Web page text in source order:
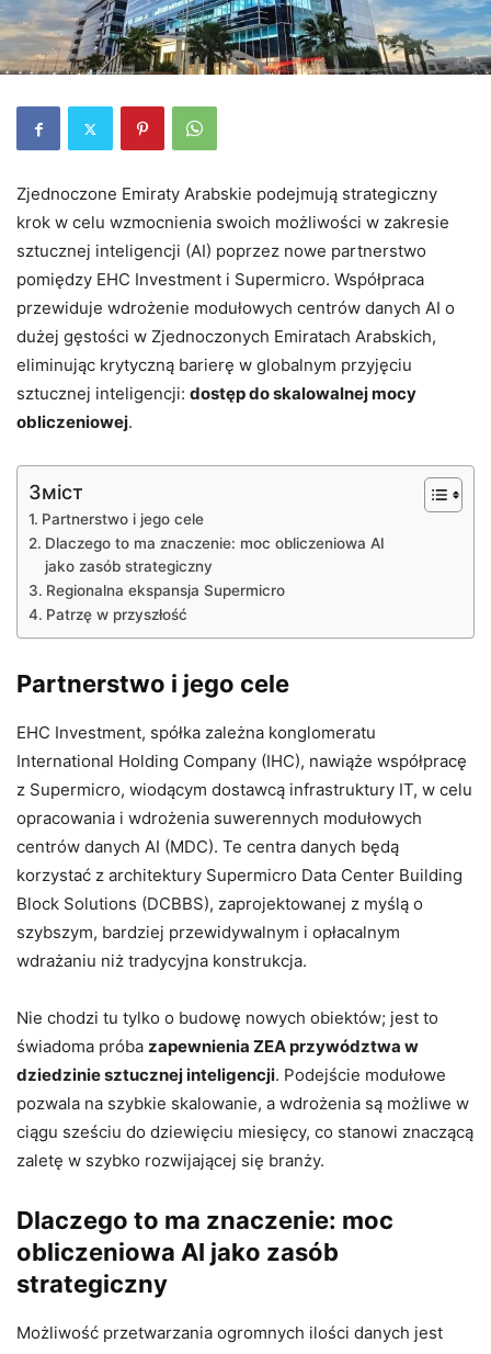
Zjednoczone Emiraty Arabskie podejmują strategiczny
krok w celu wzmocnienia swoich możliwości w zakresie
sztucznej inteligencji (AI) poprzez nowe partnerstwo
pomiędzy EHC Investment i Supermicro. Współpraca
przewiduje wdrożenie modułowych centrów danych AI o
dużej gęstości w Zjednoczonych Emiratach Arabskich,
eliminując krytyczną barierę w globalnym przyjęciu
sztucznej inteligencji: dostęp do skalowalnej mocy
obliczeniowej.
Зміст
Partnerstwo i jego cele
Dlaczego to ma znaczenie: moc obliczeniowa AI
jako zasób strategiczny
Regionalna ekspansja Supermicro
Patrzę w przyszłość
Partnerstwo i jego cele
EHC Investment, spółka zależna konglomeratu
International Holding Company (IHC), nawiąże współpracę
z Supermicro, wiodącym dostawcą infrastruktury IT, w celu
opracowania i wdrożenia suwerennych modułowych
centrów danych AI (MDC). Te centra danych będą
korzystać z architektury Supermicro Data Center Building
Block Solutions (DCBBS), zaprojektowanej z myślą o
szybszym, bardziej przewidywalnym i opłacalnym
wdrażaniu niż tradycyjna konstrukcja.
Nie chodzi tu tylko o budowę nowych obiektów; jest to
świadoma próba zapewnienia ZEA przywództwa w
dziedzinie sztucznej inteligencji. Podejście modułowe
pozwala na szybkie skalowanie, a wdrożenia są możliwe w
ciągu sześciu do dziewięciu miesięcy, co stanowi znaczącą
zaletę w szybko rozwijającej się branży.
Dlaczego to ma znaczenie: moc
obliczeniowa AI jako zasób
strategiczny
Możliwość przetwarzania ogromnych ilości danych jest